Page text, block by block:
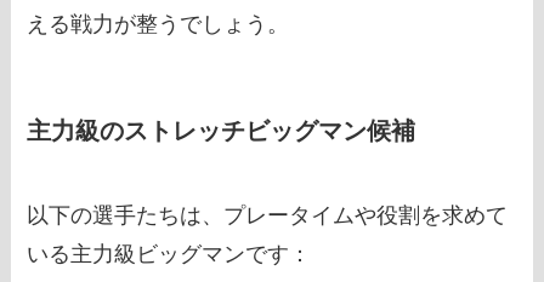
える戦力が整うでしょう。
主力級のストレッチビッグマン候補
以下の選手たちは、プレータイムや役割を求めて
いる主力級ビッグマンです：